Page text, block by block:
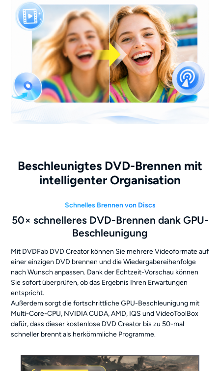
Beschleunigtes DVD-Brennen mit
intelligenter Organisation
Schnelles Brennen von Discs
50× schnelleres DVD-Brennen dank GPU-
Beschleunigung
Mit DVDFab DVD Creator können Sie mehrere Videoformate auf
einer einzigen DVD brennen und die Wiedergabereihenfolge
nach Wunsch anpassen. Dank der Echtzeit-Vorschau können
Sie sofort überprüfen, ob das Ergebnis Ihren Erwartungen
entspricht.
Außerdem sorgt die fortschrittliche GPU-Beschleunigung mit
Multi-Core-CPU, NVIDIA CUDA, AMD, IQS und VideoToolBox
dafür, dass dieser kostenlose DVD Creator bis zu 50-mal
schneller brennt als herkömmliche Programme.